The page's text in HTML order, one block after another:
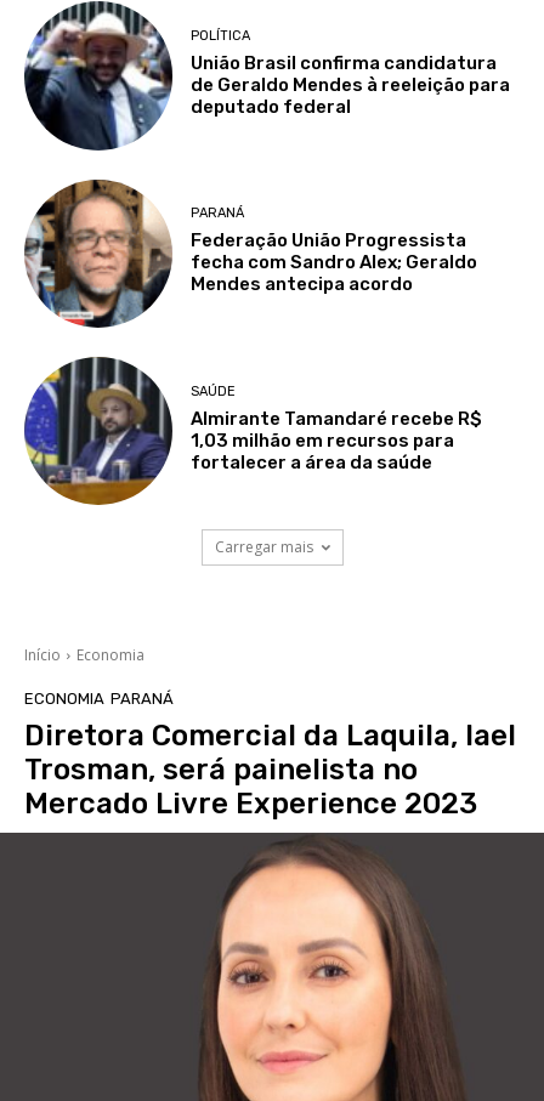
POLÍTICA
União Brasil confirma candidatura
de Geraldo Mendes à reeleição para
deputado federal
PARANÁ
Federação União Progressista
fecha com Sandro Alex; Geraldo
Mendes antecipa acordo
SAÚDE
Almirante Tamandaré recebe R$
1,03 milhão em recursos para
fortalecer a área da saúde
Carregar mais